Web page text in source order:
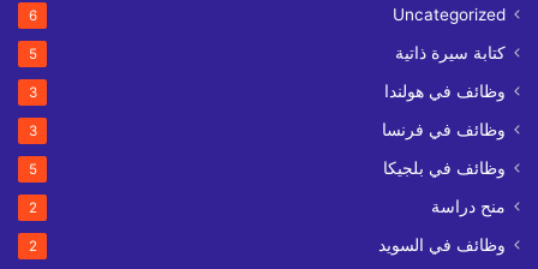
Uncategorized
6
كتابة سيرة ذاتية 5
وظائف في هولندا 3
وظائف في فرنسا 3
وظائف في بلجيكا 5
منح دراسة 2
وظائف في السويد 2